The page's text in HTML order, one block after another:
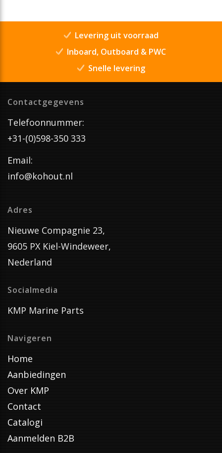
Levering uit voorraad
Inboard, Outboard & PWC
Snelle levering
Contactgegevens
Telefoonnummer:
+31-(0)598-350 333
Email:
info@kohout.nl
Adres
Nieuwe Compagnie 23,
9605 PX Kiel-Windeweer,
Nederland
Socialmedia
KMP Marine Parts
Navigeren
Home
Aanbiedingen
Over KMP
Contact
Catalogi
Aanmelden B2B